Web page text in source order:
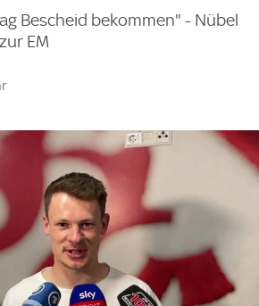
Bescheid bekommen" - Nübel
EM